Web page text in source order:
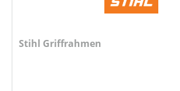
Stihl Griffrahmen